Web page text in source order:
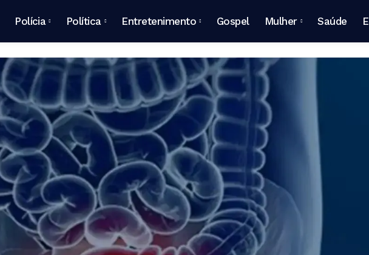
Polícia Política Entretenimento Gospel Mulher Saúde